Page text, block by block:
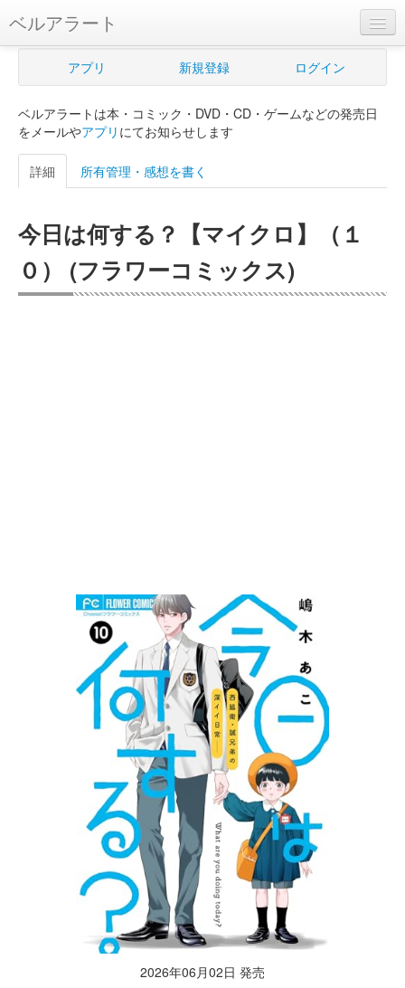
ベルアラート
ベルアラートとは
新規登録
ログイン
購入管理
Myシェルフ
アプリ 新規登録 ログイン
ベルアラートは本・コミック・DVD・CD・ゲームなどの発売日
をメールやアプリ にてお知らせします
詳細 所有管理・感想を書く
今日は何する？【マイクロ】（１
０） (フラワーコミックス)
2026年06月02日 発売